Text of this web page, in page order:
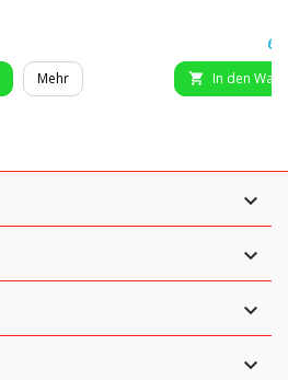
Mehr  In den



